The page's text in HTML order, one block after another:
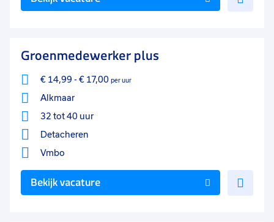
Groenmedewerker plus
€ 14,99 - € 17,00 per uur
Alkmaar
32 tot 40 uur
Detacheren
Vmbo
Bekijk vacature